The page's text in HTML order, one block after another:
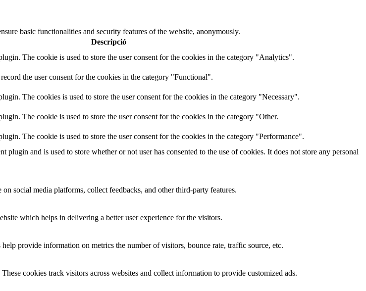
basic functionalities and security features of the website, anonymously.
Descripció
The cookie is used to store the user consent for the cookies in the category "Analytics".
the user consent for the cookies in the category "Functional".
The cookies is used to store the user consent for the cookies in the category "Necessary".
The cookie is used to store the user consent for the cookies in the category "Other.
The cookie is used to store the user consent for the cookies in the category "Performance".
plugin and is used to store whether or not user has consented to the use of cookies. It does not store any personal
social media platforms, collect feedbacks, and other third-party features.
which helps in delivering a better user experience for the visitors.
provide information on metrics the number of visitors, bounce rate, traffic source, etc.
cookies track visitors across websites and collect information to provide customized ads.